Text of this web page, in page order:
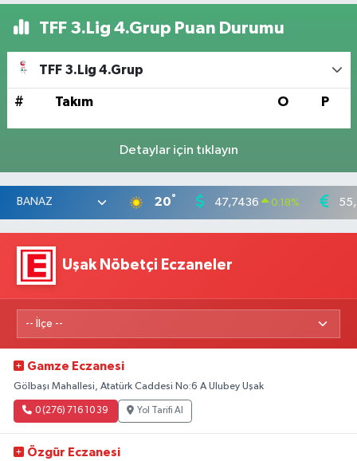
TFF 3.Lig 4.Grup Puan Durumu
TFF 3.Lig 4.Grup
# Takım O P
Detaylar için tıklayın
20° 47,7436 0.18%
Uşak Nöbetçi Eczaneler
Gamze Eczanesi
Gölbaşı Mahallesi, Atatürk Caddesi No:6 A Ulubey Uşak
0 (276) 716 10 39 Yol Tarifi Al
Özgür Eczanesi